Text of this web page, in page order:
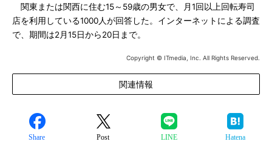
関東または関西に住む15～59歳の男女で、月1回以上回転寿司
店を利用している1000人が回答した。インターネットによる調査
で、期間は2月15日から20日まで。
Copyright © ITmedia, Inc. All Rights Reserved.
関連情報
Share Post LINE Hatena